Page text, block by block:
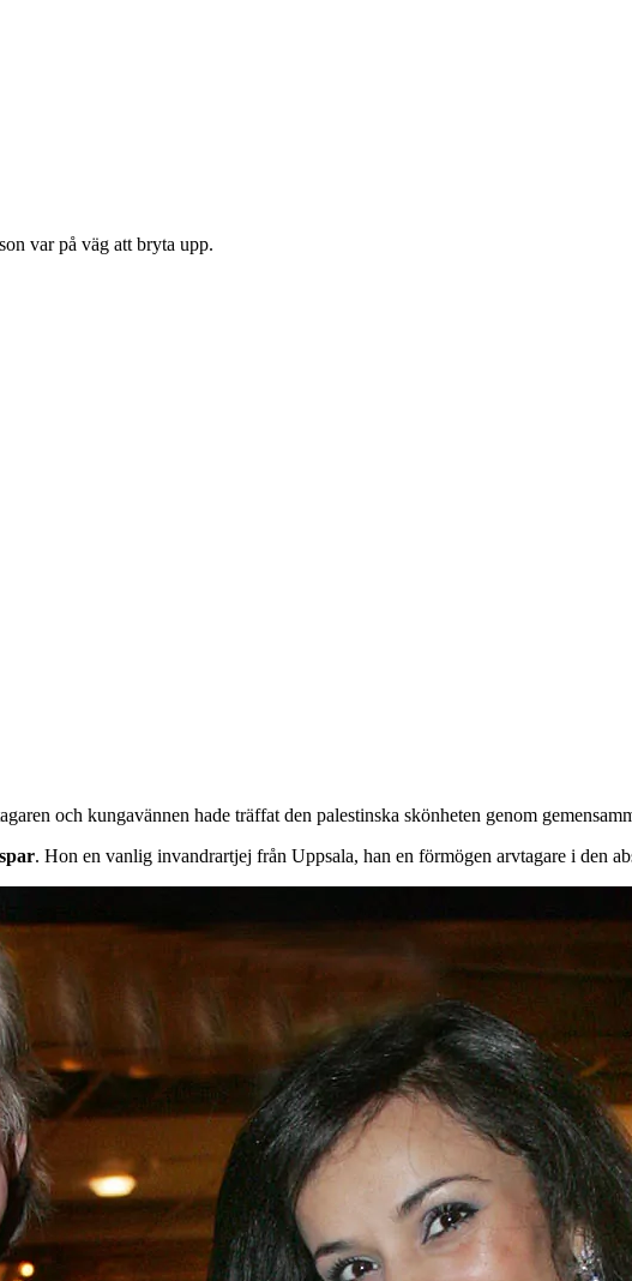
var på väg att bryta upp.
och kungavännen hade träffat den palestinska skönheten genom
. Hon en vanlig invandrartjej från Uppsala, han en förmögen arvtagare i den